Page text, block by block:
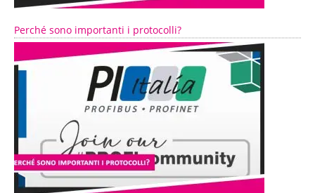
Perché sono importanti i protocolli?